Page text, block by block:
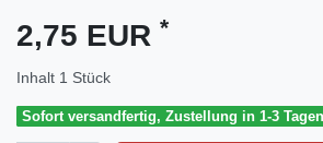
2,75 EUR *
Inhalt 1 Stück
Sofort versandfertig, Zustellung in 1-3